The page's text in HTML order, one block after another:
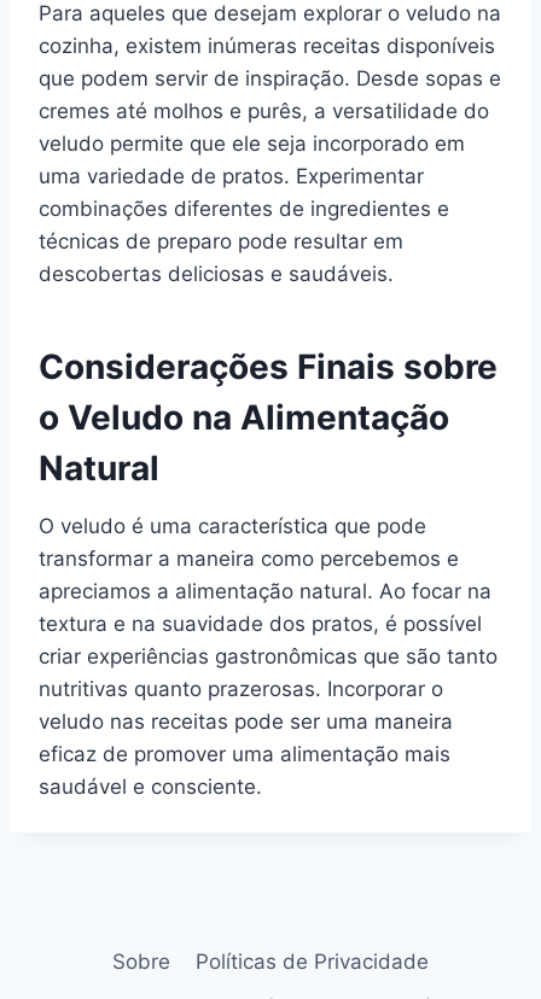
Para aqueles que desejam explorar o veludo na
cozinha, existem inúmeras receitas disponíveis
que podem servir de inspiração. Desde sopas e
cremes até molhos e purês, a versatilidade do
veludo permite que ele seja incorporado em
uma variedade de pratos. Experimentar
combinações diferentes de ingredientes e
técnicas de preparo pode resultar em
descobertas deliciosas e saudáveis.
Considerações Finais sobre
o Veludo na Alimentação
Natural
O veludo é uma característica que pode
transformar a maneira como percebemos e
apreciamos a alimentação natural. Ao focar na
textura e na suavidade dos pratos, é possível
criar experiências gastronômicas que são tanto
nutritivas quanto prazerosas. Incorporar o
veludo nas receitas pode ser uma maneira
eficaz de promover uma alimentação mais
saudável e consciente.
Sobre
Políticas de Privacidade